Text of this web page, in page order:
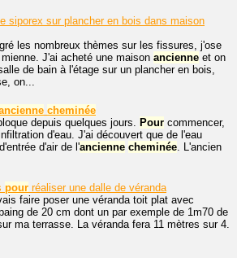
siporex sur plancher en bois dans maison
les nombreux thèmes sur les fissures, j'ose
J'ai acheté une maison ancienne et on
de bain à l'étage sur un plancher en bois,
on...
cheminée
depuis quelques jours. Pour commencer,
d'eau. J'ai découvert que de l'eau
d'air de l'ancienne cheminée. L'ancien
pour réaliser une dalle de véranda
faire poser une véranda toit plat avec
de 20 cm dont un par exemple de 1m70 de
ma terrasse. La véranda fera 11 mètres sur 4.